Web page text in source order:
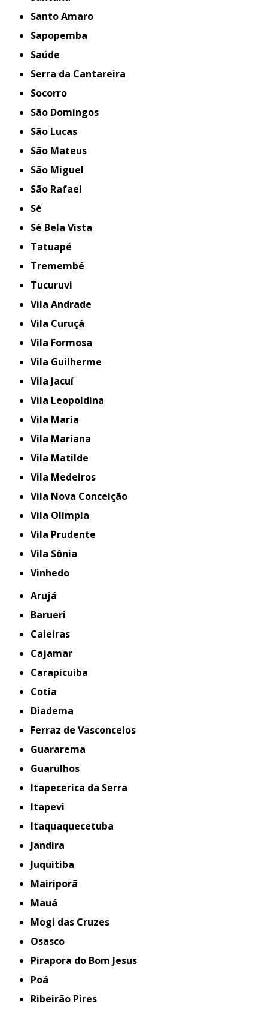
Santo Amaro
Sapopemba
Saúde
Serra da Cantareira
Socorro
São Domingos
São Lucas
São Mateus
São Miguel
São Rafael
Sé
Sé Bela Vista
Tatuapé
Tremembé
Tucuruvi
Vila Andrade
Vila Curuçá
Vila Formosa
Vila Guilherme
Vila Jacuí
Vila Leopoldina
Vila Maria
Vila Mariana
Vila Matilde
Vila Medeiros
Vila Nova Conceição
Vila Olímpia
Vila Prudente
Vila Sônia
Vinhedo
Arujá
Barueri
Caieiras
Cajamar
Carapicuíba
Cotia
Diadema
Ferraz de Vasconcelos
Guararema
Guarulhos
Itapecerica da Serra
Itapevi
Itaquaquecetuba
Jandira
Juquitiba
Mairiporã
Mauá
Mogi das Cruzes
Osasco
Pirapora do Bom Jesus
Poá
Ribeirão Pires